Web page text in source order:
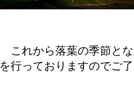
これから落葉の季節とな
を行っておりますのでご了